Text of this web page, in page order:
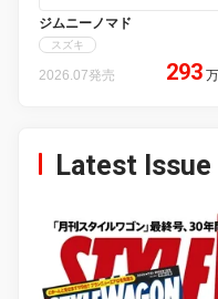
ジムニーノマド
スズキ
2026.07発売 293
Latest Issue